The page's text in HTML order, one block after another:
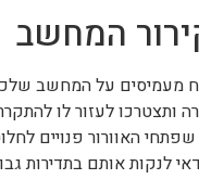
המחשב
מעמיסים על המחשב
לעזור לו
האוורור פנויים
לנקות אותם בתדירות